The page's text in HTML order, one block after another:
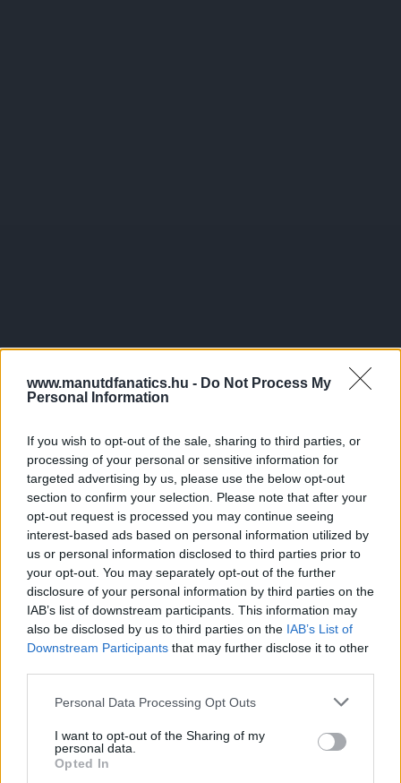
www.manutdfanatics.hu - Do Not Process My
Personal Information
If you wish to opt-out of the sale, sharing to third parties, or
processing of your personal or sensitive information for
targeted advertising by us, please use the below opt-out
section to confirm your selection. Please note that after your
opt-out request is processed you may continue seeing
interest-based ads based on personal information utilized by
us or personal information disclosed to third parties prior to
your opt-out. You may separately opt-out of the further
disclosure of your personal information by third parties on the
IAB’s list of downstream participants. This information may
also be disclosed by us to third parties on the IAB’s List of
Downstream Participants that may further disclose it to other
Please note that this website/app uses one or more Google
not limited to your visit or usage behaviour. You may click to
grant or deny consent to Google and its third-party tags to
use your data for below specified purposes in below Google
Personal Data Processing Opt Outs
I want to opt-out of the Sharing of my
personal data.
Opted In